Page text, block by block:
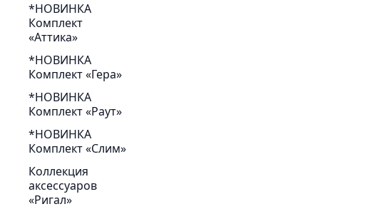
*НОВИНКА
Комплект
«Аттика»
*НОВИНКА
Комплект «Гера»
*НОВИНКА
Комплект «Раут»
*НОВИНКА
Комплект «Слим»
Коллекция
аксессуаров
«Ригал»